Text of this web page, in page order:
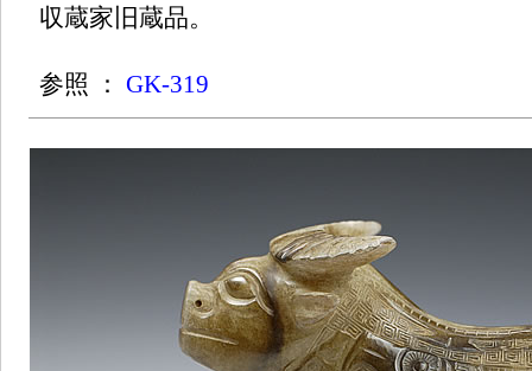
収蔵家旧蔵品。
参照 ： GK-319